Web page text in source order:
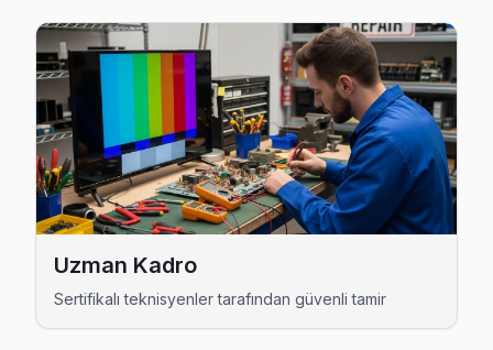
Sanayi Finlux Servis
Sanayi mahallesi Finlux TV servis hattımız günlük olarak
Kağıthane Finlux Servis →
Seyrantepe Finlux Servis
Seyrantepe sakinlerine özel: Finlux TV tamirinde parça
Finlux Servis Merkezi →
Şirintepe Finlux Servis
Uzman Kadro
Sertifikalı teknisyenler tarafından güvenli tamir